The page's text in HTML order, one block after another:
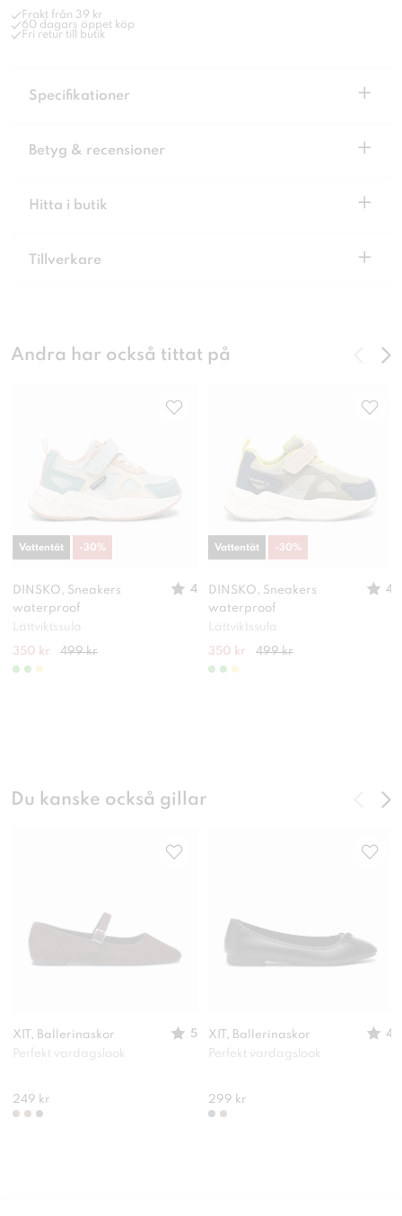
Frakt från 39 kr
60 dagars öppet köp
Fri retur till butik
Specifikationer +
Betyg & recensioner +
Hitta i butik +
Tillverkare +
Andra har också tittat på
DINSKO, Sneakers
waterproof
4
Lättviktssula
350 kr 499 kr
Vattentät -30%
DINSKO, Sneakers
waterproof
4
Lättviktssula
350 kr 499 kr
Vattentät -30%
Du kanske också gillar
XIT, Ballerinaskor
5
Perfekt vardagslook
249 kr
XIT, Ballerinaskor
4
Perfekt vardagslook
299 kr